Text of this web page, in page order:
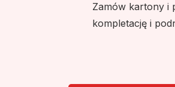
Zamów kartony i
kompletację i